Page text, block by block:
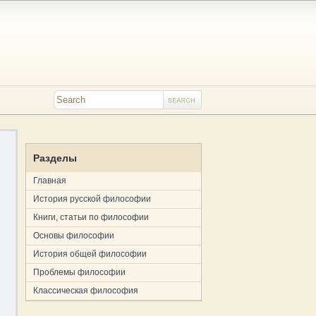
Разделы
Главная
История русской философии
Книги, статьи по философии
Основы философии
История общей философии
Проблемы философии
Классическая философия